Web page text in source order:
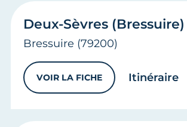
Deux-Sèvres (Bressuire)
Bressuire (79200)
VOIR LA FICHEDEUX-SÈVRES (BRESSUIRE)
Itinéraire